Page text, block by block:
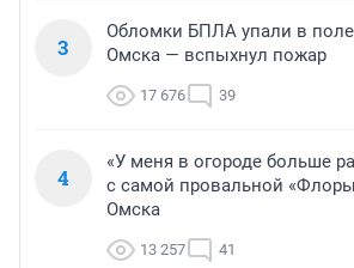
3
Обломки БПЛА упали в поле
Омска — вспыхнул пожар
17 676 39
4
«У меня в огороде больше
с самой провальной
Омска
13 257 41